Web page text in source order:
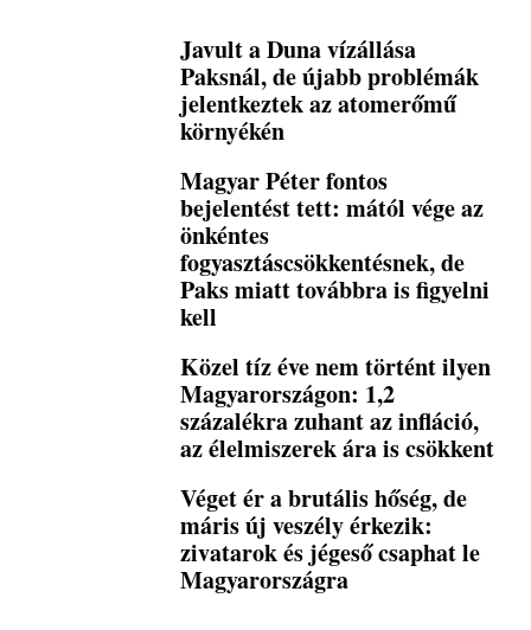
Javult a Duna vízállása
Paksnál, de újabb problémák
jelentkeztek az atomerőmű
környékén
Magyar Péter fontos
bejelentést tett: mától vége az
önkéntes
fogyasztáscsökkentésnek, de
Paks miatt továbbra is figyelni
kell
Közel tíz éve nem történt ilyen
Magyarországon: 1,2
százalékra zuhant az infláció,
az élelmiszerek ára is csökkent
Véget ér a brutális hőség, de
máris új veszély érkezik:
zivatarok és jégeső csaphat le
Magyarországra